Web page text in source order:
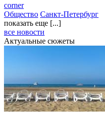
corner
Общество Санкт-Петербург
показать еще [...]
все новости
Актуальные сюжеты